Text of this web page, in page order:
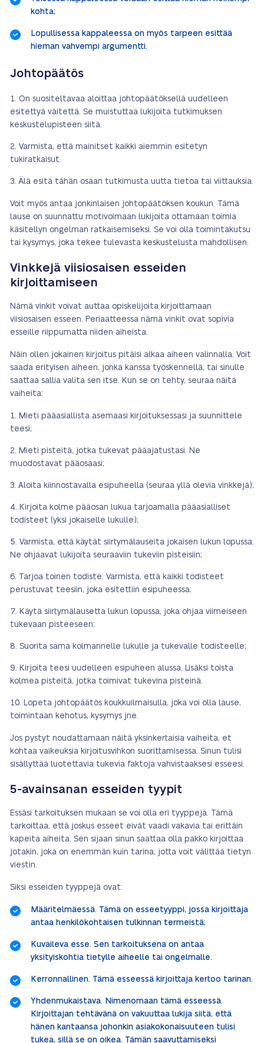
kohta;
Lopullisessa kappaleessa on myös tarpeen esittää
hieman vahvempi argumentti.
Johtopäätös
On suositeltavaa aloittaa johtopäätöksellä uudelleen
esitettyä väitettä. Se muistuttaa lukijoita tutkimuksen
keskustelupisteen siitä.
Varmista, että mainitset kaikki aiemmin esitetyn
tukiratkaisut.
Älä esitä tähän osaan tutkimusta uutta tietoa tai viittauksia.
Voit myös antaa jonkinlaisen johtopäätöksen koukun. Tämä
lause on suunnattu motivoimaan lukijoita ottamaan toimia
käsitellyn ongelman ratkaisemiseksi. Se voi olla toimintakutsu
tai kysymys, joka tekee tulevasta keskustelusta mahdollisen.
Vinkkejä viisiosaisen esseiden
kirjoittamiseen
Nämä vinkit voivat auttaa opiskelijoita kirjoittamaan
viisiosaisen esseen. Periaatteessa nämä vinkit ovat sopivia
esseille riippumatta niiden aiheista.
Näin ollen jokainen kirjoitus pitäisi alkaa aiheen valinnalla. Voit
saada erityisen aiheen, jonka kanssa työskennellä, tai sinulle
saattaa sallia valita sen itse. Kun se on tehty, seuraa näitä
vaiheita:
Mieti pääasiallista asemaasi kirjoituksessasi ja suunnittele
teesi;
Mieti pisteitä, jotka tukevat pääajatustasi. Ne
muodostavat pääosaasi;
Aloita kiinnostavalla esipuheella (seuraa yllä olevia vinkkejä);
Kirjoita kolme pääosan lukua tarjoamalla pääasialliset
todisteet (yksi jokaiselle lukulle);
Varmista, että käytät siirtymälauseita jokaisen lukun lopussa.
Ne ohjaavat lukijoita seuraaviin tukeviin pisteisiin;
Tarjoa toinen todiste. Varmista, että kaikki todisteet
perustuvat teesiin, joka esitettiin esipuheessa;
Käytä siirtymälausetta lukun lopussa, joka ohjaa viimeiseen
tukevaan pisteeseen;
Suorita sama kolmannelle lukulle ja tukevalle todisteelle;
Kirjoita teesi uudelleen esipuheen alussa. Lisäksi toista
kolmea pisteitä, jotka toimivat tukevina pisteinä.
Lopeta johtopäätös koukkuilmaisulla, joka voi olla lause,
toimintaan kehotus, kysymys jne.
Jos pystyt noudattamaan näitä yksinkertaisia vaiheita, et
kohtaa vaikeuksia kirjoitusvihkon suorittamisessa. Sinun tulisi
sisällyttää luotettavia tukevia faktoja vahvistaaksesi esseesi.
5-avainsanan esseiden tyypit
Essäsi tarkoituksen mukaan se voi olla eri tyyppejä. Tämä
tarkoittaa, että joskus esseet eivät vaadi vakavia tai erittäin
kapeita aiheita. Sen sijaan sinun saattaa olla pakko kirjoittaa
jotakin, joka on enemmän kuin tarina, jotta voit välittää tietyn
viestin.
Siksi esseiden tyyppejä ovat:
Määritelmäessä. Tämä on esseetyyppi, jossa kirjoittaja
antaa henkilökohtaisen tulkinnan termeistä;
Kuvaileva esse. Sen tarkoituksena on antaa
yksityiskohtia tietylle aiheelle tai ongelmalle.
Kerronnallinen. Tämä esseessä kirjoittaja kertoo tarinan.
Yhdenmukaistava. Nimenomaan tämä esseessä.
Kirjoittajan tehtävänä on vakuuttaa lukija siitä, että
hänen kantaansa johonkin asiakokonaisuuteen tulisi
tukea, sillä se on oikea. Tämän saavuttamiseksi